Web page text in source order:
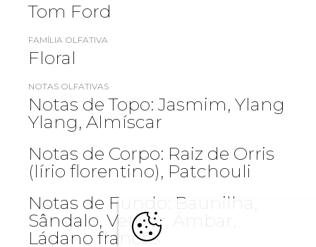
Tom Ford
FAMÍLIA OLFATIVA
Floral
NOTAS OLFATIVAS
Notas de Topo: Jasmim, Ylang
Ylang, Almíscar
Notas de Corpo: Raiz de Orris
(lírio florentino), Patchouli
Notas de Fundo: Baunilha,
Sândalo, Vetiver, Âmbar,
Ládano francês